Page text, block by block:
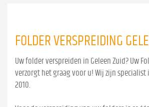
FOLDER VERSPREIDING
Uw folder verspreiden in Geleen Zuid? Uw
verzorgt het graag voor u! Wij zijn specialist
2010.